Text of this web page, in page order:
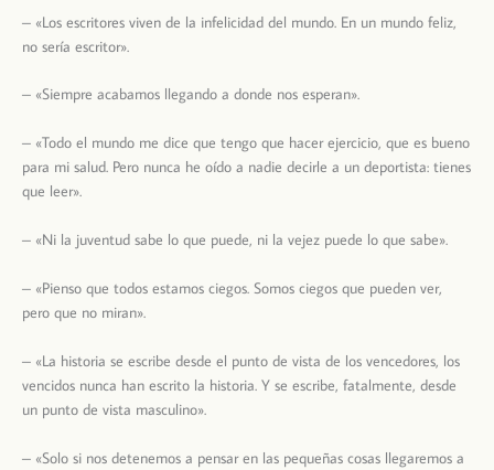
– «Los escritores viven de la infelicidad del mundo. En un mundo feliz,
no sería escritor».
– «Siempre acabamos llegando a donde nos esperan».
– «Todo el mundo me dice que tengo que hacer ejercicio, que es bueno
para mi salud. Pero nunca he oído a nadie decirle a un deportista: tienes
que leer».
– «Ni la juventud sabe lo que puede, ni la vejez puede lo que sabe».
– «Pienso que todos estamos ciegos. Somos ciegos que pueden ver,
pero que no miran».
– «La historia se escribe desde el punto de vista de los vencedores, los
vencidos nunca han escrito la historia. Y se escribe, fatalmente, desde
un punto de vista masculino».
– «Solo si nos detenemos a pensar en las pequeñas cosas llegaremos a